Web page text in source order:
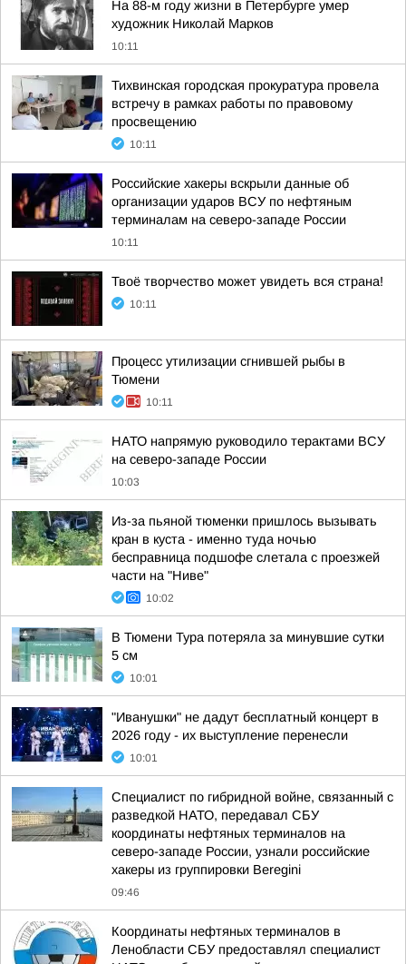
На 88-м году жизни в Петербурге умер
художник Николай Марков
10:11
Тихвинская городская прокуратура провела
встречу в рамках работы по правовому
просвещению
10:11
Российские хакеры вскрыли данные об
организации ударов ВСУ по нефтяным
терминалам на северо-западе России
10:11
Твоё творчество может увидеть вся страна!
10:11
Процесс утилизации сгнившей рыбы в
Тюмени
10:11
НАТО напрямую руководило терактами ВСУ
на северо-западе России
10:03
Из-за пьяной тюменки пришлось вызывать
кран в куста - именно туда ночью
бесправница подшофе слетала с проезжей
части на "Ниве"
10:02
В Тюмени Тура потеряла за минувшие сутки
5 см
10:01
"Иванушки" не дадут бесплатный концерт в
2026 году - их выступление перенесли
10:01
Специалист по гибридной войне, связанный с
разведкой НАТО, передавал СБУ
координаты нефтяных терминалов на
северо-западе России, узнали российские
хакеры из группировки Beregini
09:46
Координаты нефтяных терминалов в
Ленобласти СБУ предоставлял специалист